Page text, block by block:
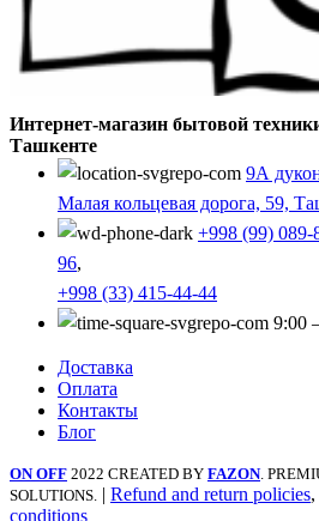
Интернет-магазин бытовой
Ташкенте
9А
Малая кольцевая дорога, 59,
+998 (99) 089-
96,
+998 (33) 415-44-44
9:00
Доставка
Оплата
Контакты
Блог
ON OFF 2022 CREATED BY FAZON.
SOLUTIONS. | Refund and return policies,
conditions